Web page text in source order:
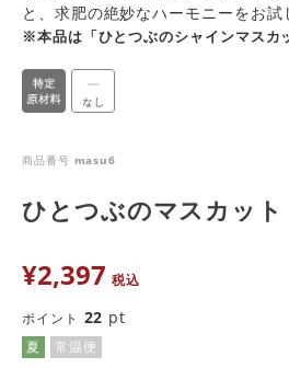
と、求肥の絶妙なハーモニーをお試
※本品は「ひとつぶのシャインマスカ
商品番号 masu6
ひとつぶのマスカッ
¥2,397 税込
ポイント 22 pt
夏 常温便